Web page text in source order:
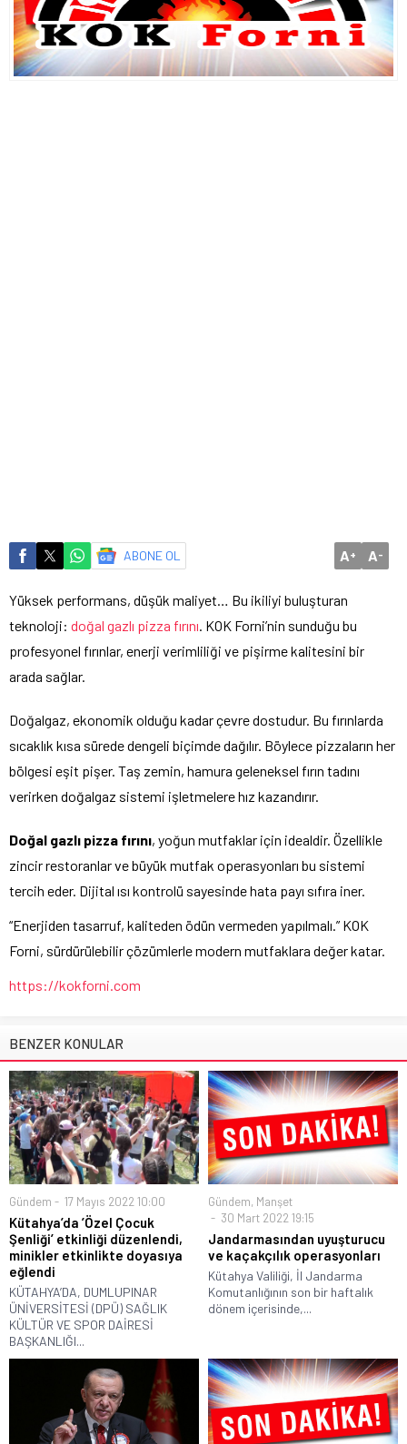
ABONE OL A+ A-
Yüksek performans, düşük maliyet… Bu ikiliyi buluşturan
teknoloji: doğal gazlı pizza fırını . KOK Forni’nin sunduğu bu
profesyonel fırınlar, enerji verimliliği ve pişirme kalitesini bir
arada sağlar.
Doğalgaz, ekonomik olduğu kadar çevre dostudur. Bu fırınlarda
sıcaklık kısa sürede dengeli biçimde dağılır. Böylece pizzaların her
bölgesi eşit pişer. Taş zemin, hamura geleneksel fırın tadını
verirken doğalgaz sistemi işletmelere hız kazandırır.
Doğal gazlı pizza fırını, yoğun mutfaklar için idealdir. Özellikle
zincir restoranlar ve büyük mutfak operasyonları bu sistemi
tercih eder. Dijital ısı kontrolü sayesinde hata payı sıfıra iner.
“Enerjiden tasarruf, kaliteden ödün vermeden yapılmalı.” KOK
Forni, sürdürülebilir çözümlerle modern mutfaklara değer katar.
https://kokforni.com
BENZER KONULAR
Gündem 17 Mayıs 2022 10:00
Kütahya’da ’Özel Çocuk
Şenliği’ etkinliği düzenlendi,
minikler etkinlikte doyasıya
eğlendi
KÜTAHYA’DA, DUMLUPINAR
ÜNİVERSİTESİ (DPÜ) SAĞLIK
KÜLTÜR VE SPOR DAİRESİ
BAŞKANLIĞI...
Gündem, Manşet
30 Mart 2022 19:15
Jandarmasından uyuşturucu
ve kaçakçılık operasyonları
Kütahya Valiliği, İl Jandarma
Komutanlığının son bir haftalık
dönem içerisinde,...